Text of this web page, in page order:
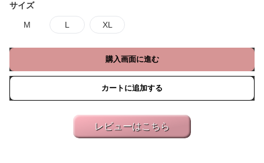
サイズ
M L XL
購入画面に進む
カートに追加する
レビューはこちら